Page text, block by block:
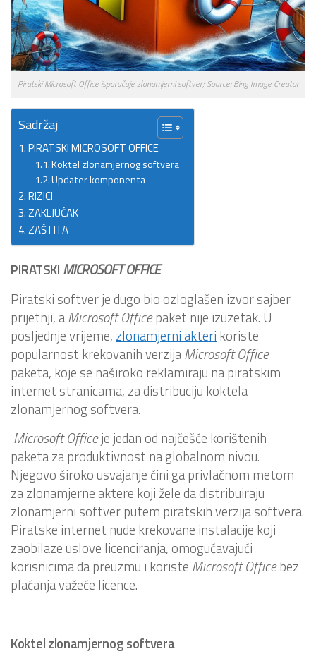
Piratski Microsoft Office isporučuje zlonamjerni softver; Source: Bing Image Creator
Sadržaj
PIRATSKI MICROSOFT OFFICE
Koktel zlonamjernog softvera
Updater komponenta
RIZICI
ZAKLJUČAK
ZAŠTITA
PIRATSKI MICROSOFT OFFICE
Piratski softver je dugo bio ozloglašen izvor sajber
prijetnji, aMicrosoft Officepaket nije izuzetak. U
posljednje vrijeme, zlonamjerni akteri koriste
popularnost krekovanih verzijaMicrosoft Office
paketa, koje se naširoko reklamiraju na piratskim
internet stranicama, za distribuciju koktela
zlonamjernog softvera.
Microsoft Officeje jedan od najčešće korištenih
paketa za produktivnost na globalnom nivou.
Njegovo široko usvajanje čini ga privlačnom metom
za zlonamjerne aktere koji žele da distribuiraju
zlonamjerni softver putem piratskih verzija softvera.
Piratske internet nude krekovane instalacije koji
zaobilaze uslove licenciranja, omogućavajući
korisnicima da preuzmu i koriste Microsoft Officebez
plaćanja važeće licence.
Koktel zlonamjernog softvera